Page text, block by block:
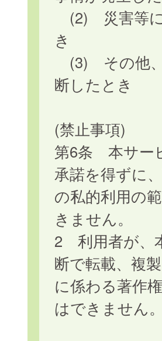
(2) 災害等に
き
(3) その他、
断したとき
(禁止事項)
第6条 本サー
承諾を得ずに
の私的利用の
きません。
2 利用者が、
断で転載、複
に係わる著作
はできません。